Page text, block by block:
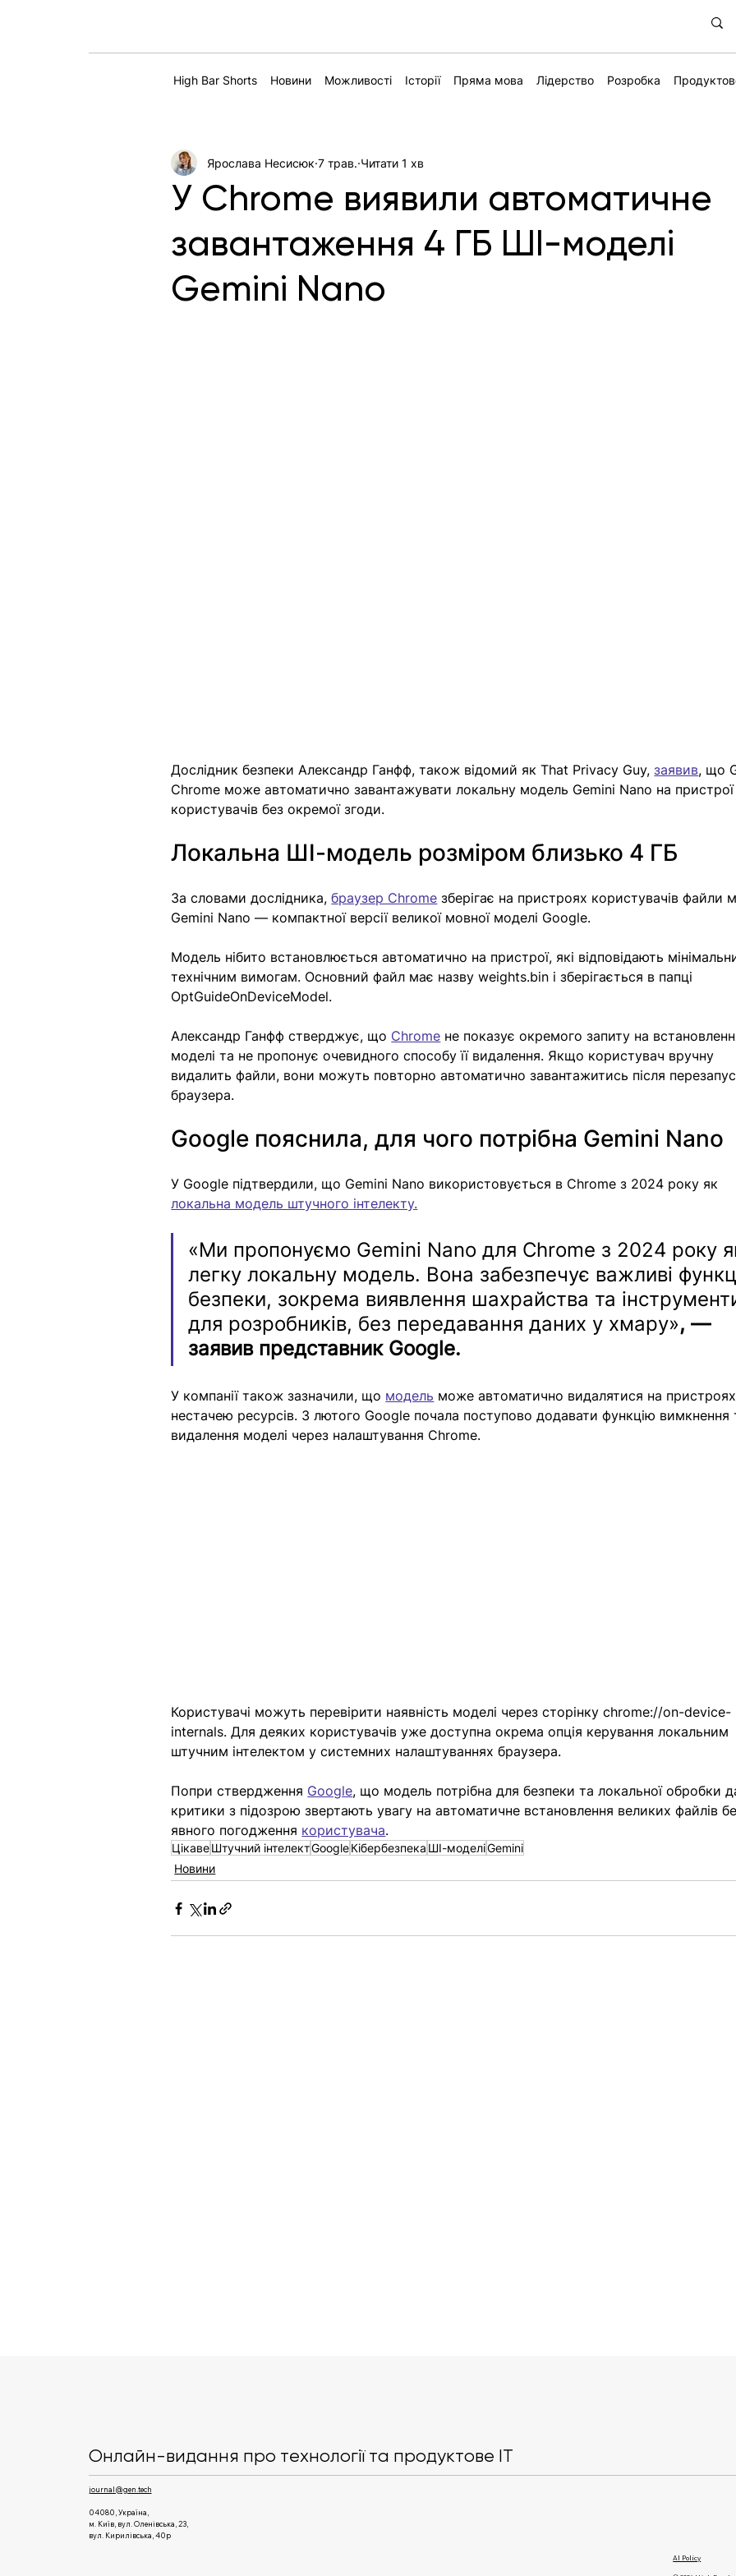
High Bar Shorts Новини Можливості Історії Пряма мова Лідерство Розробка
У Chrome виявили автоматичне
завантаження 4 ГБ ШІ-моделі
Gemini Nano
Ярослава Несисюк 7 трав. Читати 1 хв
Дослідник безпеки Александр Ганфф, також відомий як That Privacy Guy, заявив, що
Chrome може автоматично завантажувати локальну модель Gemini Nano на пристрої
користувачів без окремої згоди.
Локальна ШІ-модель розміром близько 4 ГБ
За словами дослідника, браузер Chrome зберігає на пристроях користувачів файли
Gemini Nano — компактної версії великої мовної моделі Google.
Модель нібито встановлюється автоматично на пристрої, які відповідають
технічним вимогам. Основний файл має назву weights.bin і зберігається в папці
OptGuideOnDeviceModel.
Александр Ганфф стверджує, що Chrome не показує окремого запиту на
моделі та не пропонує очевидного способу її видалення. Якщо користувач вручну
видалить файли, вони можуть повторно автоматично завантажитись після
браузера.
Google пояснила, для чого потрібна Gemini Nano
У Google підтвердили, що Gemini Nano використовується в Chrome з 2024 року як
локальна модель штучного інтелекту.
«Ми пропонуємо Gemini Nano для Chrome з 2024 року
легку локальну модель. Вона забезпечує важливі
безпеки, зокрема виявлення шахрайства та
для розробників, без передавання даних у хмару», —
заявив представник Google.
У компанії також зазначили, що модель може автоматично видалятися на пристроях
нестачею ресурсів. З лютого Google почала поступово додавати функцію вимкнення
видалення моделі через налаштування Chrome.
Користувачі можуть перевірити наявність моделі через сторінку chrome://on-device-
internals. Для деяких користувачів уже доступна окрема опція керування локальним
штучним інтелектом у системних налаштуваннях браузера.
Попри ствердження Google, що модель потрібна для безпеки та локальної обробки
критики з підозрою звертають увагу на автоматичне встановлення великих файлів
явного погодження користувача.
ЦікавеШтучний інтелектGoogleКібербезпека ШІ-моделіGemini
Новини
ковтанні дітьми
для бізнесу в Україні
Онлайн-видання про технології та продуктове IT
journal@gen.tech
04080, Україна,
м. Київ, вул. Оленівська, 23,​
вул. Кирилівська, 40р
AI Policy